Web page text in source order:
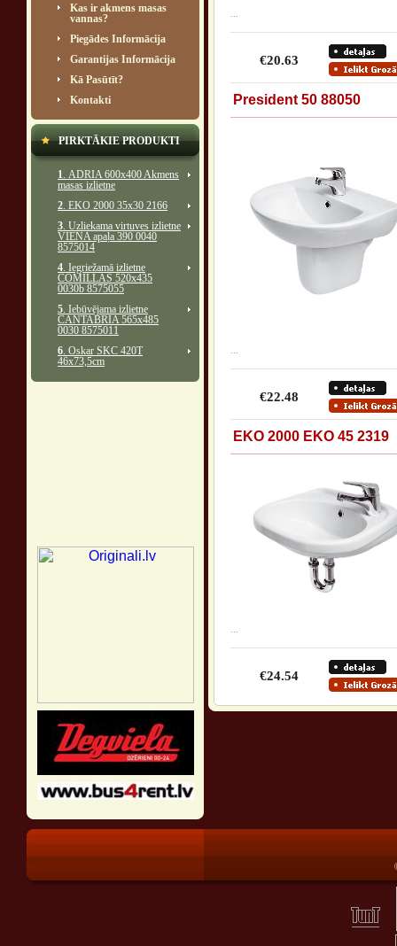
Kas ir akmens masas
vannas?
Piegādes Informācija
Garantijas Informācija
Kā Pasūtīt?
Kontakti
PIRKTĀKIE PRODUKTI
1. ADRIA 600x400 Akmens
masas izlietne
2. EKO 2000 35x30 2166
3. Uzliekama virtuves izlietne
VIENA apaļa 390 0040
8575014
4. Iegriežamā izlietne
COMILLAS 520x435
0030b 8575055
5. Iebūvējama izlietne
CANTABRIA 565x485
0030 8575011
6. Oskar SKC 420T
46x73,5cm
€20.63
President 50 88050
€22.48
EKO 2000 EKO 45 2319
€24.54